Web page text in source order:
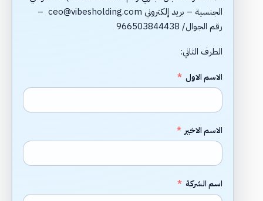
الجنسية – بريد إلكتروني ceo@vibesholding.com –
رقم الجوال/ 966503844438
الطرف الثاني:
الاسم الاول
الاسم الاخير
اسم الشركة